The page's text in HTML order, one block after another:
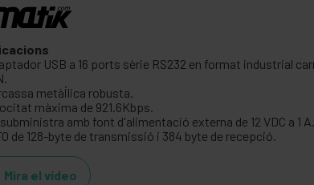
USB a 16 ports sèrie RS232 en format industrial
metàl·lica robusta.
màxima de 921.6Kbps.
amb font d'alimentació externa de 12 VDC a 1 A.
de 128-byte de transmissió i 384 byte de recepció.
Mira el vídeo